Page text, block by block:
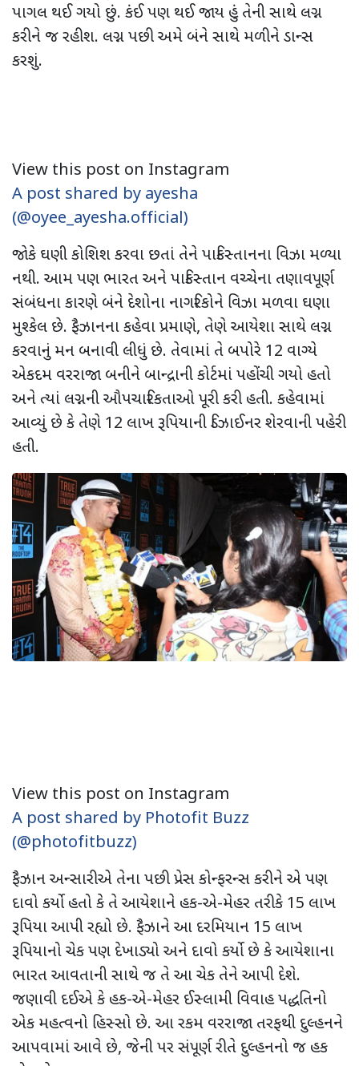
પાગલ થઈ ગયો છું. કંઈ પણ થઈ જાય હું તેની સાથે લગ્ન
કરીને જ રહીશ. લગ્ન પછી અમે બંને સાથે મળીને ડાન્સ
કરશું.
View this post on Instagram
A post shared by ayesha
(@oyee_ayesha.official)
જોકે ઘણી કોશિશ કરવા છતાં તેને પાકિસ્તાનના વિઝા મળ્યા
નથી. આમ પણ ભારત અને પાકિસ્તાન વચ્ચેના તણાવપૂર્ણ
સંબંધના કારણે બંને દેશોના નાગરિકોને વિઝા મળવા ઘણા
મુશ્કેલ છે. ફૈઝાનના કહેવા પ્રમાણે, તેણે આયેશા સાથે લગ્ન
કરવાનું મન બનાવી લીધું છે. તેવામાં તે બપોરે 12 વાગ્યે
એકદમ વરરાજા બનીને બાન્દ્રાની કોર્ટમાં પહોંચી ગયો હતો
અને ત્યાં લગ્નની ઔપચારિકતાઓ પૂરી કરી હતી. કહેવામાં
આવ્યું છે કે તેણે 12 લાખ રૂપિયાની ડિઝાઈનર શેરવાની પહેરી
હતી.
View this post on Instagram
A post shared by Photofit Buzz
(@photofitbuzz)
ફૈઝાન અન્સારીએ તેના પછી પ્રેસ કોન્ફરન્સ કરીને એ પણ
દાવો કર્યો હતો કે તે આયેશાને હક-એ-મેહર તરીકે 15 લાખ
રૂપિયા આપી રહ્યો છે. ફૈઝાને આ દરમિયાન 15 લાખ
રૂપિયાનો ચેક પણ દેખાડ્યો અને દાવો કર્યો છે કે આયેશાના
ભારત આવતાની સાથે જ તે આ ચેક તેને આપી દેશે.
જણાવી દઈએ કે હક-એ-મેહર ઈસ્લામી વિવાહ પદ્ધતિનો
એક મહત્વનો હિસ્સો છે. આ રકમ વરરાજા તરફથી દુલ્હનને
આપવામાં આવે છે, જેની પર સંપૂર્ણ રીતે દુલ્હનનો જ હક